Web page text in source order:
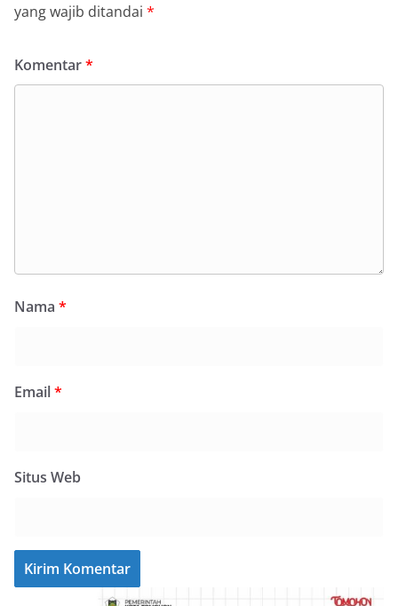
yang wajib ditandai *
Komentar*
Nama *
Email*
Situs Web